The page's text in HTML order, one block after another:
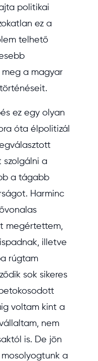
politikai
ez a
telhető
meg a magyar
ez egy olyan
óta élpolitizál
szolgálni a
a tágabb
Harminc
megértettem,
illetve
rúgtam
sok sikeres
voltam kint a
nem
is. De jön
mosolyogtunk a